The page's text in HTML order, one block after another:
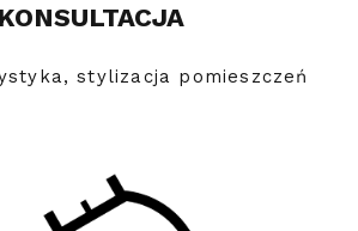
KONSULTACJA
stylizacja pomieszczeń